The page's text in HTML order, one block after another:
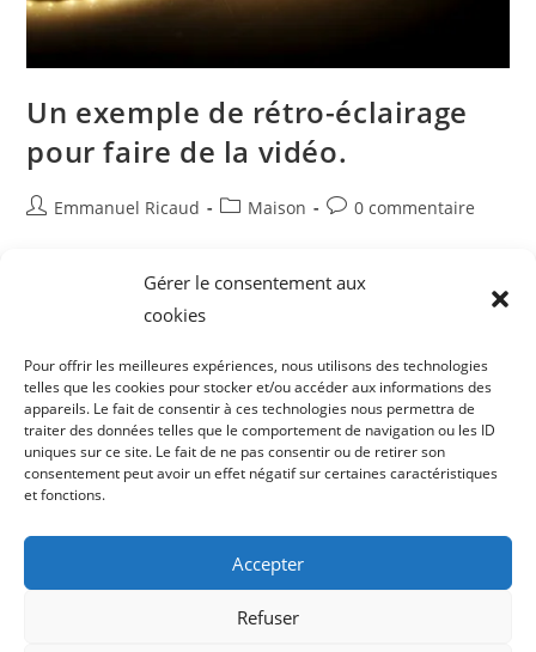
Gérer le consentement aux
cookies
Pour offrir les meilleures expériences, nous utilisons des technologies
telles que les cookies pour stocker et/ou accéder aux informations des
appareils. Le fait de consentir à ces technologies nous permettra de
traiter des données telles que le comportement de navigation ou les ID
uniques sur ce site. Le fait de ne pas consentir ou de retirer son
consentement peut avoir un effet négatif sur certaines caractéristiques
et fonctions.
Accepter
Refuser
Un exemple de rétro-éclairage
pour faire de la vidéo.
Auteur/autrice
Emmanuel Ricaud
PostMaison
Commentaires
publication :
0 commentaire
Continuer La LectureUn
De
Rétro-
Éclairage
Pour
Faire
De
La
Vidéo.